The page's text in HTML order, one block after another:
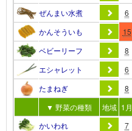
ぜんまい水煮
6
かんそういも
15
ベビーリーフ
8
エシャレット
6
たまねぎ
8
▼ 野菜の種類
地域 1月
かいわれ
7